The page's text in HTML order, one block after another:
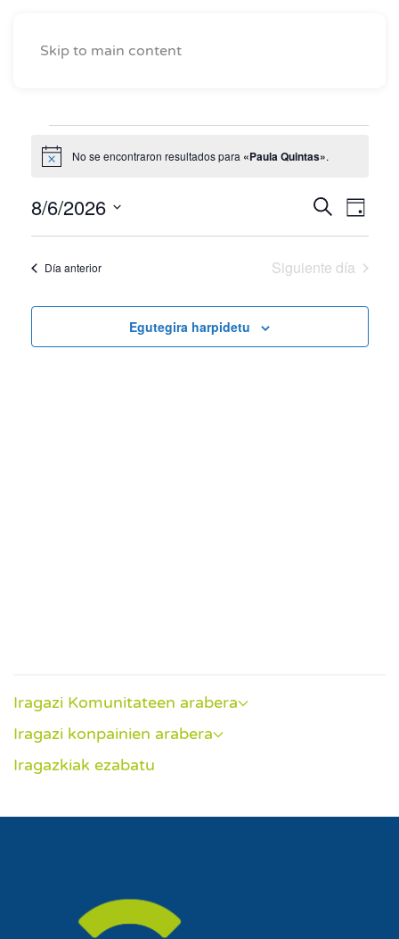
Skip to main content
Eventos
6
Agosto,
Notice No se encontraron resultados para «Paula Quintas».
de
y
vistas
Buscar
de
Egun
8/6/2026
Seleccionar
Día anterior Siguiente día
Egutegira harpidetu
Iragazi Komunitateen arabera
Iragazi konpainien arabera
Iragazkiak ezabatu